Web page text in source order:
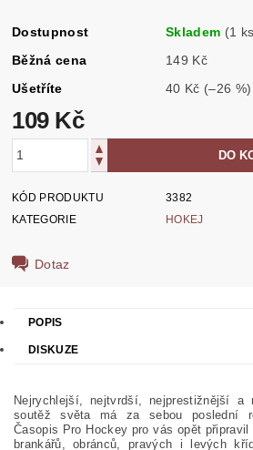
Dostupnost Skladem (1
Běžná cena
149 Kč
Ušetříte
40 Kč (–26 %)
109 Kč
KÓD PRODUKTU
3382
KATEGORIE
HOKEJ
Dotaz
POPIS
DISKUZE
Nejrychlejší, nejtvrdší, nejprestižnější a
soutěž světa má za sebou poslední
Časopis Pro Hockey pro vás opět
brankářů, obránců, pravých i levých